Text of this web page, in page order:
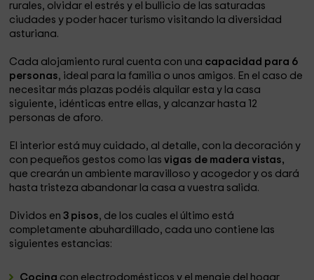
rurales, olvidar el estrés y el bullicio de las saturadas
ciudades y poder hacer turismo visitando la diversidad
asturiana.
Cada alojamiento rural cuenta con una capacidad para 6
personas, ideal para la familia o unos amigos. En el caso de
necesitar más plazas podéis alquilar esta y la casa
siguiente, idénticas entre ellas, y alcanzar hasta 12
personas de aforo.
El interior está muy cuidado, al detalle, con la decoración y
con pequeños gestos como lasvigas de madera vistas,
que crearán un ambiente maravilloso y acogedor y os dará
hasta tristeza abandonar la casa a vuestra salida.
Dividos en3 pisos, de los cuales el último está
completamente abuhardillado, cada uno contiene las
siguientes estancias:
Cocina con electrodomésticos y el menaje del hogar